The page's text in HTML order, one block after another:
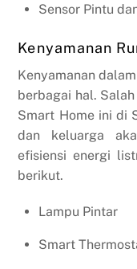
Sensor Pintu
Kenyamanan
Kenyamanan
berbagai hal.
Smart Home ini di
dan keluarga
efisiensi energi
berikut.
Lampu Pintar
Smart